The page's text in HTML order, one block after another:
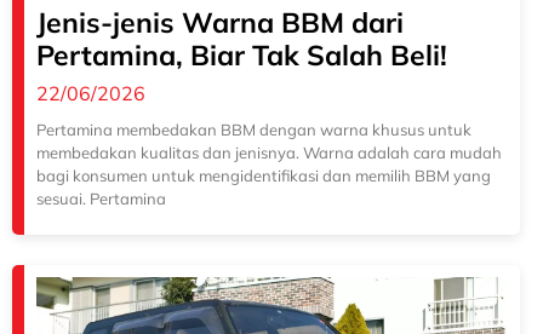
Jenis-jenis Warna BBM dari
Pertamina, Biar Tak Salah Beli!
22/06/2026
Pertamina membedakan BBM dengan warna khusus untuk
membedakan kualitas dan jenisnya. Warna adalah cara mudah
bagi konsumen untuk mengidentifikasi dan memilih BBM yang
sesuai. Pertamina